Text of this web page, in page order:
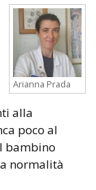
Arianna Prada
alla
poco al
bambino
normalità